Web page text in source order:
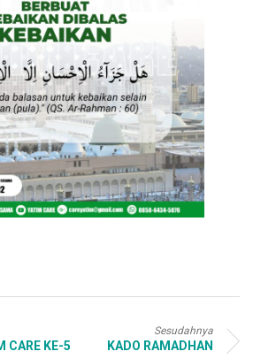
CARE KE-5
Sesudahnya
KADO RAMADHAN